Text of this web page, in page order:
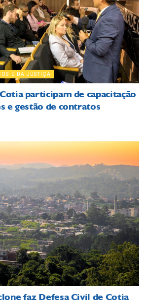
E DA JUSTIÇA
participam de capacitação
e gestão de contratos
faz Defesa Civil de Cotia